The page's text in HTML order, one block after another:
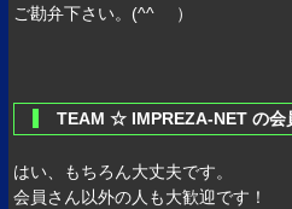
ご勘弁下さい。(^^ゞ ）
TEAM ☆ IMPREZA-NET の会
はい、もちろん大丈夫です。
会員さん以外の人も大歓迎です！